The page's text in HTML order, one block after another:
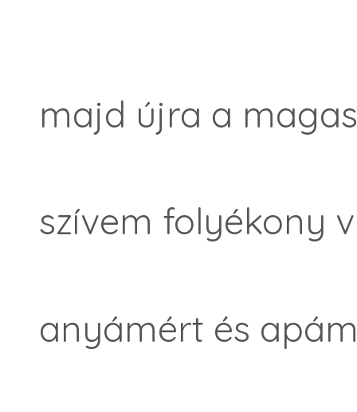
majd újra a
szívem folyékony
anyámért és